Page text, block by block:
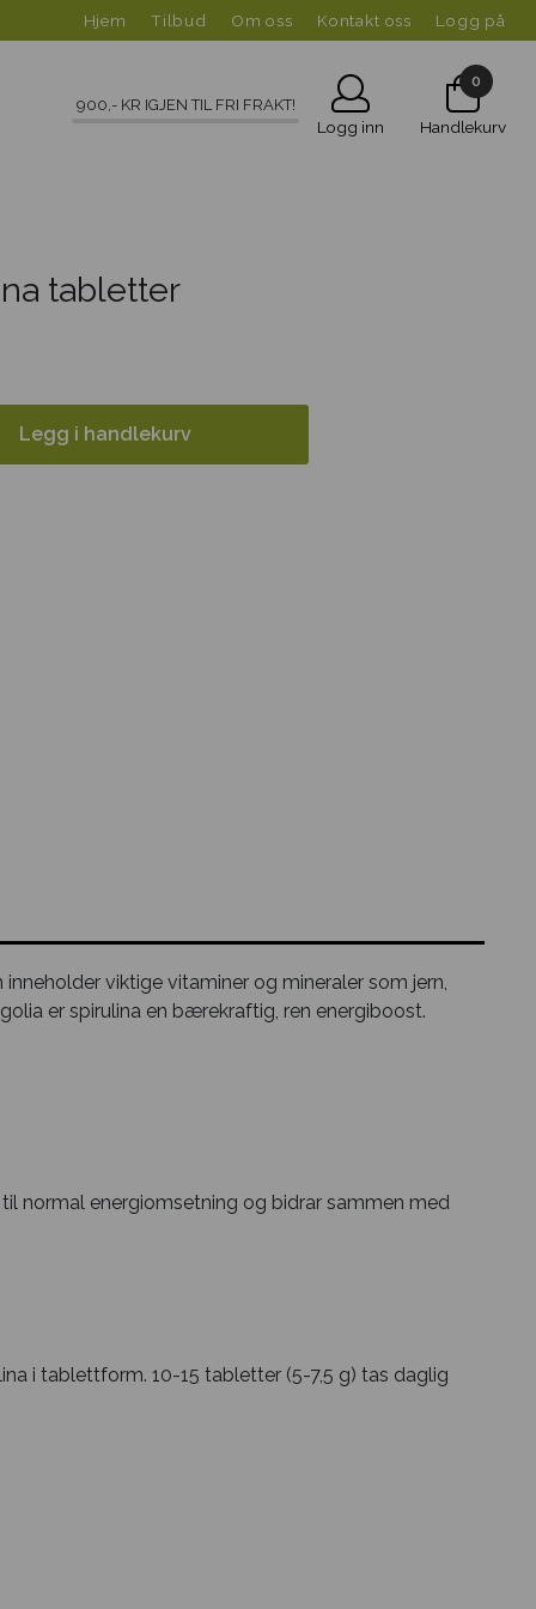
Hjem Tilbud Om oss Kontakt oss Logg på
900,- KR IGJEN TIL FRI FRAKT!
Logg inn
0
Handlekurv
tabletter
Legg i handlekurv
viktige vitaminer og mineraler som jern,
er spirulina en bærekraftig, ren energiboost.
normal energiomsetning og bidrar sammen med
i tablettform. 10-15 tabletter (5-7,5 g) tas daglig